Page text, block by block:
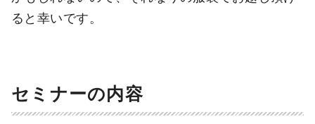
ると幸いです。
セミナーの内容